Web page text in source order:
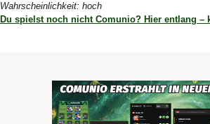
Wahrscheinlichkeit: hoch
Du spielst noch nicht Comunio? Hier entlang –